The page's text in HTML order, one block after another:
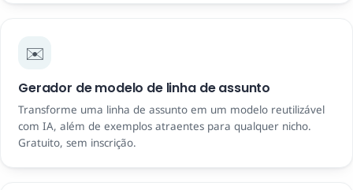
✉️
Gerador de modelo de linha de assunto
Transforme uma linha de assunto em um modelo reutilizável
com IA, além de exemplos atraentes para qualquer nicho.
Gratuito, sem inscrição.